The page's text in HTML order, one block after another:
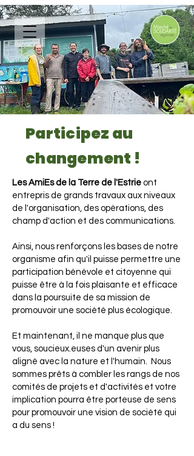
Participez au
changement !
Les AmiEs de la Terre de l'Estrie ont
entrepris de grands travaux aux niveaux
de l'organisation, des opérations, des
champ d'action et des communications.
Ainsi, nous renforçons les bases de notre
organisme afin qu'il puisse permettre une
participation bénévole et citoyenne qui
puisse être à la fois plaisante et efficace
dans la poursuite de sa mission de
promouvoir une société plus écologique.
Et maintenant, il ne manque plus que
vous, soucieux.euses d'un avenir plus
aligné avec la nature et l'humain. Nous
sommes prêts à combler les rangs de nos
comités de projets et d'activités et votre
implication pourra être porteuse de sens
pour promouvoir une vision de société qui
a du sens !